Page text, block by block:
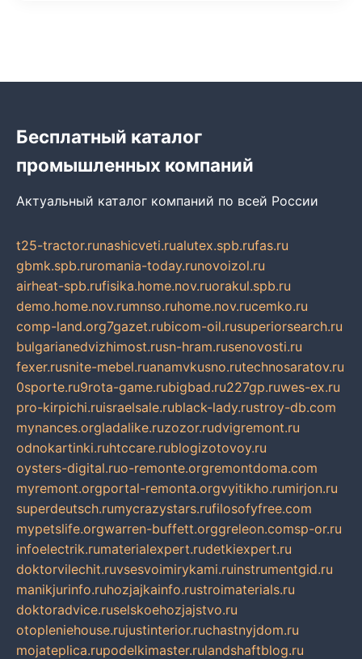
Бесплатный каталог
промышленных компаний
Актуальный каталог компаний по всей России
t25-tractor.runashicveti.rualutex.spb.rufas.ru
gbmk.spb.ruromania-today.runovoizol.ru
airheat-spb.rufisika.home.nov.ruorakul.spb.ru
demo.home.nov.rumnso.ruhome.nov.rucemko.ru
comp-land.org7gazet.rubicom-oil.rusuperiorsearch.ru
bulgarianedvizhimost.rusn-hram.rusenovosti.ru
fexer.rusnite-mebel.ruanamvkusno.rutechnosaratov.ru
0sporte.ru9rota-game.rubigbad.ru227gp.ruwes-ex.ru
pro-kirpichi.ruisraelsale.rublack-lady.rustroy-db.com
mynances.orgladalike.ruzozor.rudvigremont.ru
odnokartinki.ruhtccare.rublogizotovoy.ru
oysters-digital.ruo-remonte.orgremontdoma.com
myremont.orgportal-remonta.orgvyitikho.rumirjon.ru
superdeutsch.rumycrazystars.rufilosofyfree.com
mypetslife.orgwarren-buffett.orggreleon.comsp-or.ru
infoelectrik.rumaterialexpert.rudetkiexpert.ru
doktorvilechit.ruvsesvoimirykami.ruinstrumentgid.ru
manikjurinfo.ruhozjajkainfo.rustroimaterials.ru
doktoradvice.ruselskoehozjajstvo.ru
otopleniehouse.rujustinterior.ruchastnyjdom.ru
mojateplica.rupodelkimaster.rulandshaftblog.ru